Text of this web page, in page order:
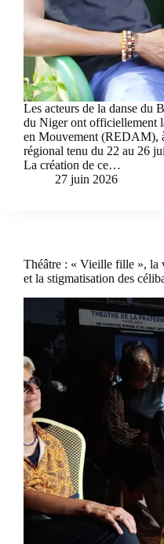
Les acteurs de la danse du
du Niger ont officiellement
en Mouvement (REDAM),
régional tenu du 22 au 26
La création de ce…
27 juin 2026
Théâtre : « Vieille fille », la
et la stigmatisation des